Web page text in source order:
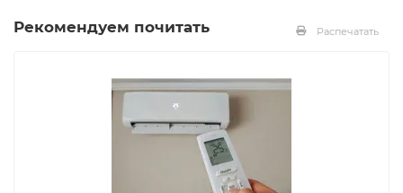
Распечатать
Рекомендуем почитать